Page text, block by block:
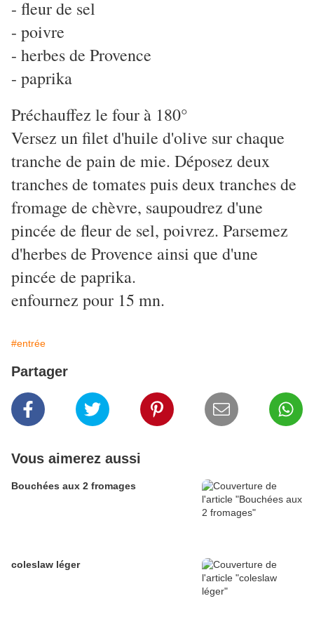
- fleur de sel
- poivre
- herbes de Provence
- paprika
Préchauffez le four à 180°
Versez un filet d'huile d'olive sur chaque
tranche de pain de mie. Déposez deux
tranches de tomates puis deux tranches de
fromage de chèvre, saupoudrez d'une
pincée de fleur de sel, poivrez. Parsemez
d'herbes de Provence ainsi que d'une
pincée de paprika.
enfournez pour 15 mn.
#entrée
Partager
Vous aimerez aussi
Bouchées aux 2 fromages
coleslaw léger